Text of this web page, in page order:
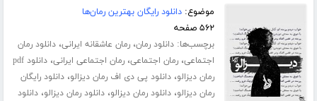
موضوع:دانلود رایگان بهترین رمان‌ها
۵۶۲ صفحه
برچسب‌ها:دانلود رمان،رمان عاشقانه ایرانی،دانلود رمان
اجتماعی،رمان اجتماعی،رمان اجتماعی ایرانی،
دانلود pdf
رمان دیزالو،دانلود پی دی اف رمان دیزالو،دانلود رایگان
رمان دیزالو،دانلود رمان دیزالو،دانلود رمان دیزالو،دانلود